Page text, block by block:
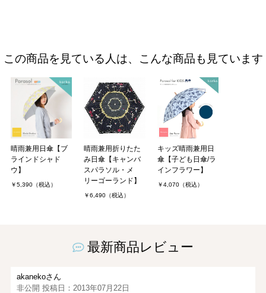
この商品を見ている人は、こんな商品も見ています
晴雨兼用日傘【ブ
ラインドシャド
ウ】
￥5,390（税込）
晴雨兼用折りたた
み日傘【キャンバ
スパラソル・メ
リーゴーランド】
￥6,490（税込）
キッズ晴雨兼用日
傘【子ども日傘/ラ
インフラワー】
￥4,070（税込）
最新商品レビュー
akanekoさん
非公開 投稿日：2013年07月22日